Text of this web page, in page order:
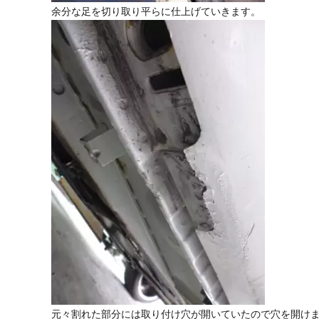
余分な足を切り取り平らに仕上げていきます。
元々割れた部分には取り付け穴が開いていたので穴を開け